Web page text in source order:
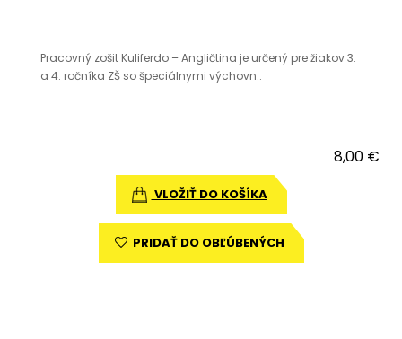
Pracovný zošit Kuliferdo – Angličtina je určený pre žiakov 3.
a 4. ročníka ZŠ so špeciálnymi výchovn..
8,00 €
VLOŽIŤ DO KOŠÍKA
PRIDAŤ DO OBĽÚBENÝCH